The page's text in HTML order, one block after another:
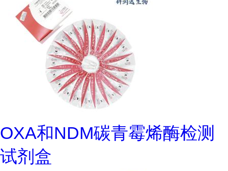
OXA和NDM碳青霉烯酶检测
试剂盒